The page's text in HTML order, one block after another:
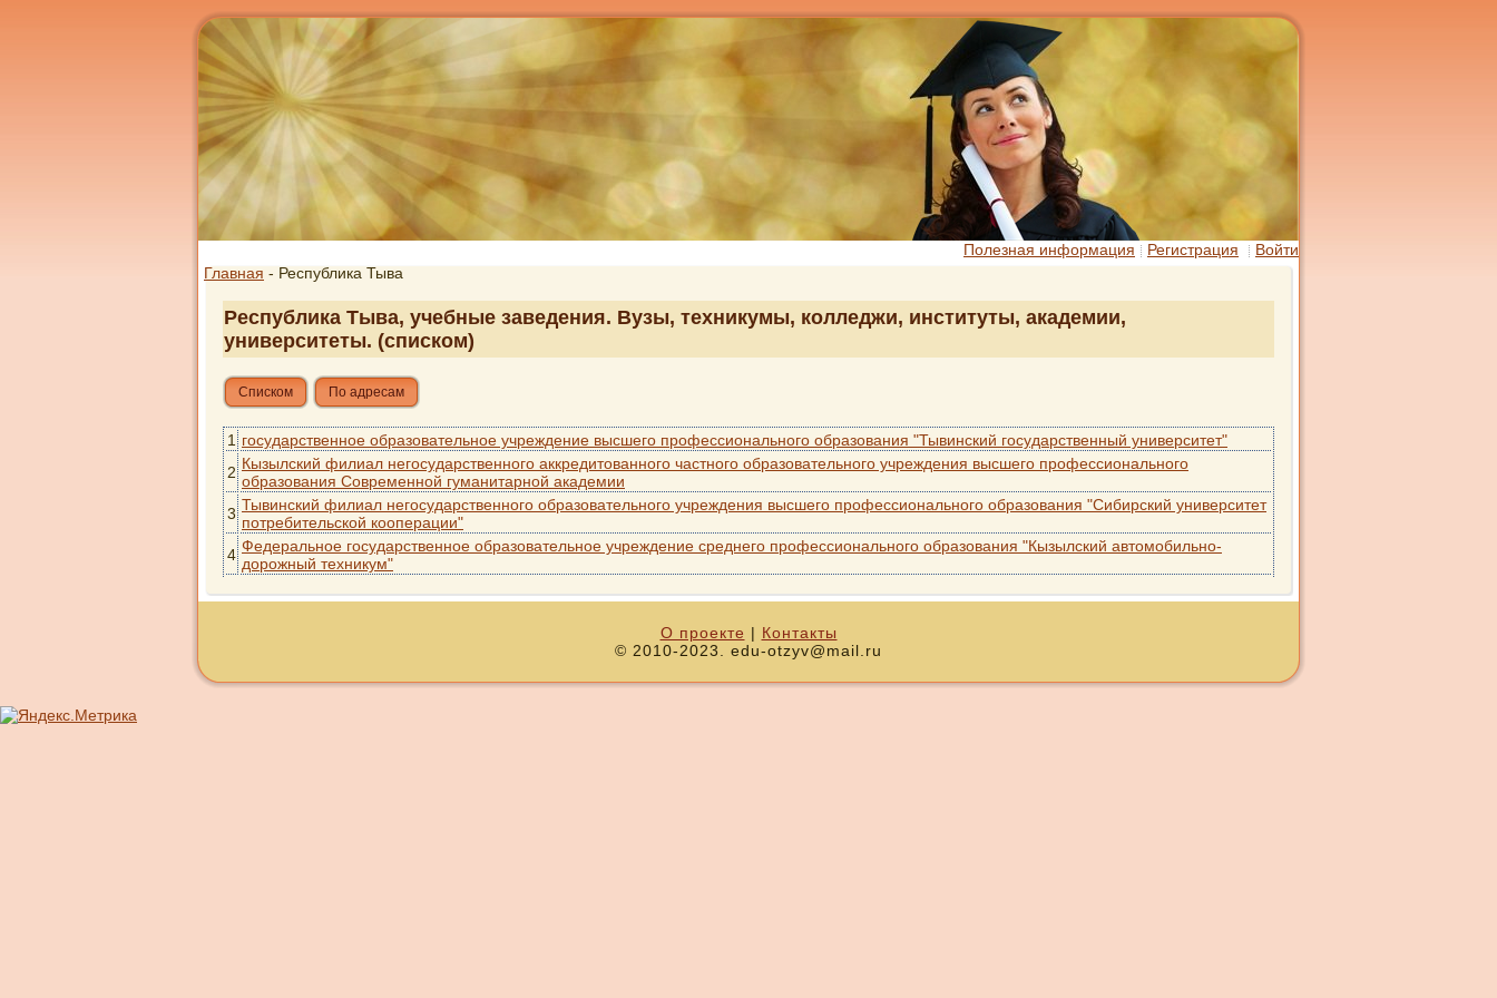
Полезная информация Регистрация
Войти
Главная - Республика Тыва
Республика Тыва, учебные заведения. Вузы, техникумы, колледжи, институты, академии,
университеты. (списком)
Списком По адресам
1 государственное образовательное учреждение высшего профессионального образования "Тывинский государственный университет"
2 Кызылский филиал негосударственного аккредитованного частного образовательного учреждения высшего профессионального
образования Современной гуманитарной академии
3 Тывинский филиал негосударственного образовательного учреждения высшего профессионального образования "Сибирский университет
потребительской кооперации"
4 Федеральное государственное образовательное учреждение среднего профессионального образования "Кызылский автомобильно-
дорожный техникум"
О проекте | Контакты
© 2010-2023. edu-otzyv@mail.ru